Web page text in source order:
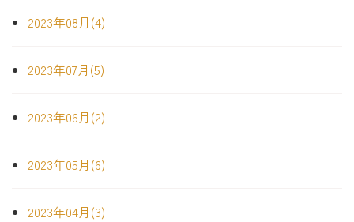
2023年08月(4)
2023年07月(5)
2023年06月(2)
2023年05月(6)
2023年04月(3)